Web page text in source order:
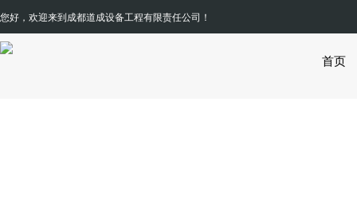
您好，欢迎来到 成都道成设备工程有限责任公司
首页